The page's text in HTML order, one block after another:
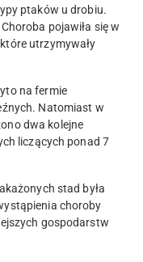
ptaków u drobiu.
pojawiła się w
utrzymywały
na fermie
. Natomiast w
dwa kolejne
liczących ponad 7
stad była
choroby
gospodarstw